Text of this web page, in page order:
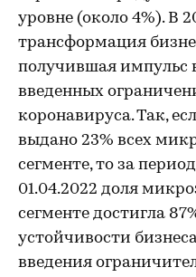
уровне (около 4%). В
трансформация
получившая импульс
введенных
коронавируса. Так,
выдано 23% всех
сегменте, то за
01.04.2022 доля
сегменте достигла
устойчивости
введения